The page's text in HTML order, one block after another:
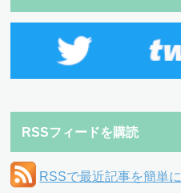
RSSフィードを購読
RSSで最近記事を簡単